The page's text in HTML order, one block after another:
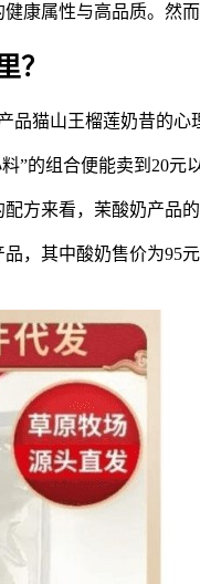
康属性与高品质。然
？
猫山王榴莲奶昔的
”的组合便能卖到20元
方来看，茉酸奶产品
，其中酸奶售价为95